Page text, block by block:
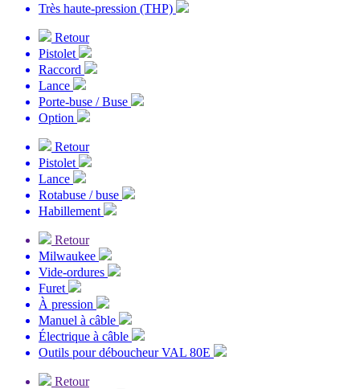
Très haute-pression (THP)
Retour
Pistolet
Raccord
Lance
Porte-buse / Buse
Option
Retour
Pistolet
Lance
Rotabuse / buse
Habillement
Retour
Milwaukee
Vide-ordures
Furet
À pression
Manuel à câble
Électrique à câble
Outils pour déboucheur VAL 80E
Retour